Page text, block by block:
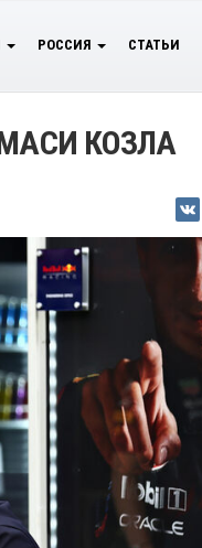
РОССИЯ СТАТЬИ
КОЗЛА